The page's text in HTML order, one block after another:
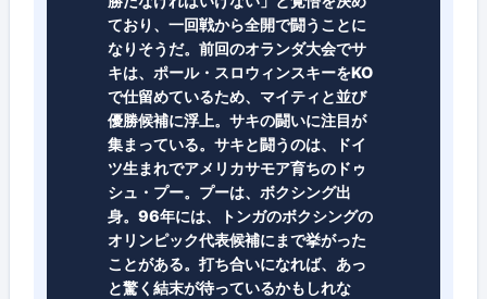
ており、一回戦から全開で闘うことに
なりそうだ。前回のオランダ大会でサ
キは、ポール・スロウィンスキーをKO
で仕留めているため、マイティと並び
優勝候補に浮上。サキの闘いに注目が
集まっている。サキと闘うのは、ドイ
ツ生まれでアメリカサモア育ちのドゥ
シュ・プー。プーは、ボクシング出
身。96年には、トンガのボクシングの
オリンピック代表候補にまで挙がった
ことがある。打ち合いになれば、あっ
と驚く結末が待っているかもしれな